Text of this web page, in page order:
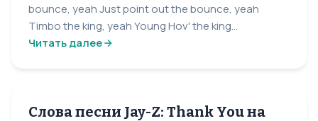
bounce, yeah Just point out the bounce, yeah
Timbo the king, yeah Young Hov' the king...
Читать далее
Слова песни Jay-Z: Thank You на